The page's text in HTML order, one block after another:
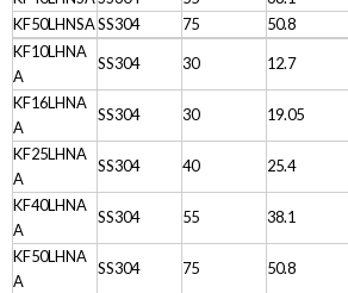
KF50LHNSASS304 75 50.8
KF10LHNA
A
SS304 30 12.7
KF16LHNA
A
SS304 30 19.05
KF25LHNA
A
SS304 40 25.4
KF40LHNA
A
SS304 55 38.1
KF50LHNA
A
SS304 75 50.8